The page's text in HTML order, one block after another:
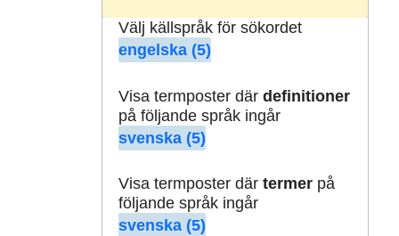
Välj källspråk för sökordet
engelska (5)
Visa termposter där definitioner
på följande språk ingår
svenska (5)
Visa termposter där termerpå
följande språk ingår
svenska (5)